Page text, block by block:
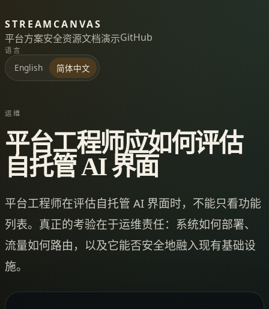
STREAMCANVAS
平台方案安全资源文档演示GitHub
语言
English 简体中文
运维
平台工程师应如何评估
自托管 AI 界面
平台工程师在评估自托管 AI 界面时，不能只看功能
列表。真正的考验在于运维责任：系统如何部署、
流量如何路由，以及它能否安全地融入现有基础设
施。